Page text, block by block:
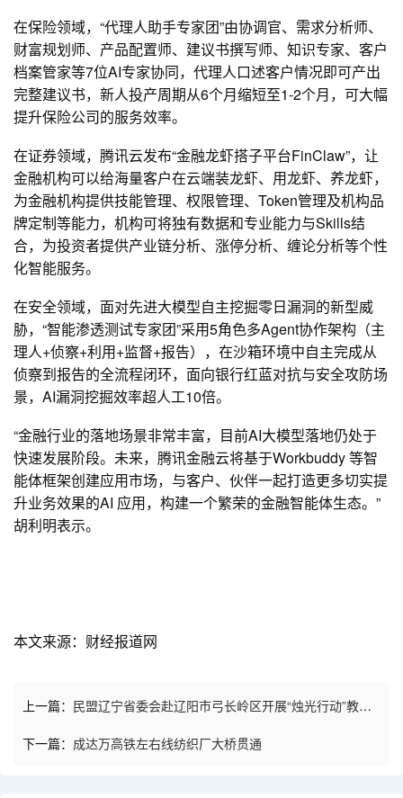
在保险领域，“代理人助手专家团”由协调官、需求分析师、
财富规划师、产品配置师、建议书撰写师、知识专家、客户
档案管家等7位AI专家协同，代理人口述客户情况即可产出
完整建议书，新人投产周期从6个月缩短至1-2个月，可大幅
提升保险公司的服务效率。
在证券领域，腾讯云发布“金融龙虾搭子平台FinClaw”，让
金融机构可以给海量客户在云端装龙虾、用龙虾、养龙虾，
为金融机构提供技能管理、权限管理、Token管理及机构品
牌定制等能力，机构可将独有数据和专业能力与Skills结
合，为投资者提供产业链分析、涨停分析、缠论分析等个性
化智能服务。
在安全领域，面对先进大模型自主挖掘零日漏洞的新型威
胁，“智能渗透测试专家团”采用5角色多Agent协作架构（主
理人+侦察+利用+监督+报告），在沙箱环境中自主完成从
侦察到报告的全流程闭环，面向银行红蓝对抗与安全攻防场
景，AI漏洞挖掘效率超人工10倍。
“金融行业的落地场景非常丰富，目前AI大模型落地仍处于
快速发展阶段。未来，腾讯金融云将基于Workbuddy 等智
能体框架创建应用市场，与客户、伙伴一起打造更多切实提
升业务效果的AI 应用，构建一个繁荣的金融智能体生态。”
胡利明表示。
本文来源：财经报道网
上一篇： 民盟辽宁省委会赴辽阳市弓长岭区开展“烛光行动”教育
帮扶活动
下一篇： 成达万高铁左右线纺织厂大桥贯通